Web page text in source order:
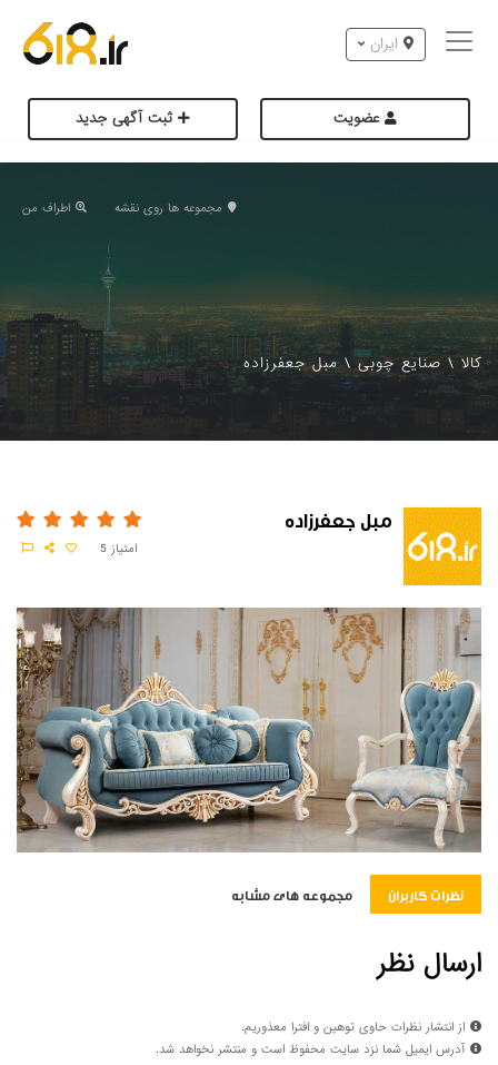
ایران
عضویت ثبت آگهی جدید
مجموعه ها روی نقشه اطراف من
کالا\صنایع چوبی\مبل جعفرزاده
مبل جعفرزاده
امتیاز 5
نظرات کاربران مجموعه های مشابه
ارسال نظر
از انتشار نظرات حاوی توهین و افترا معذوریم.
آدرس ایمیل شما نزد سایت محفوظ است و منتشر نخواهد شد.